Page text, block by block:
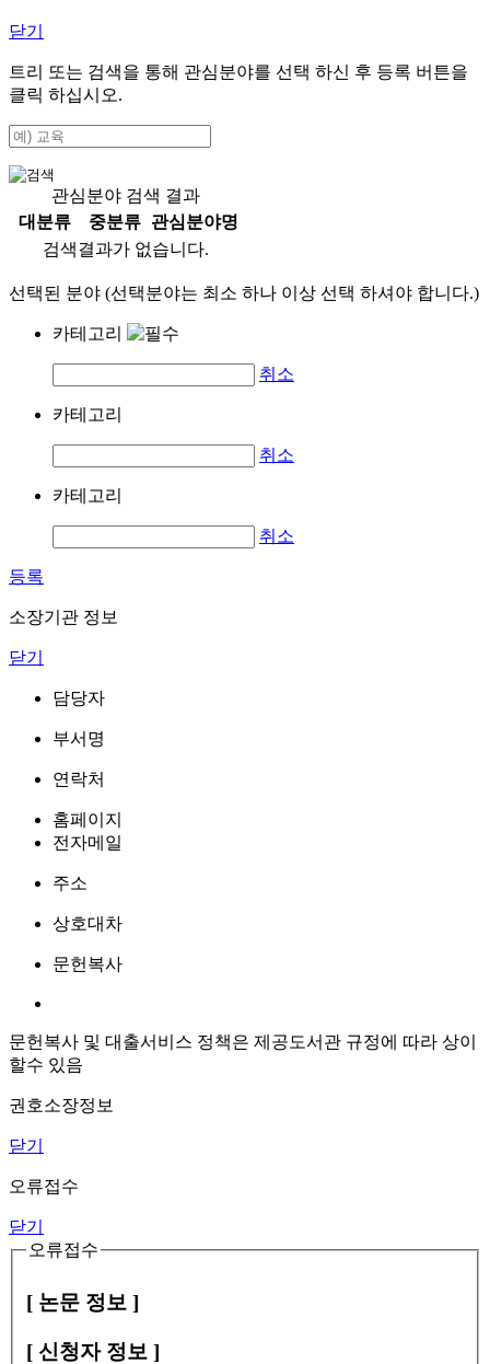
닫기
트리 또는 검색을 통해 관심분야를 선택 하신 후 등록 버튼을
클릭 하십시오.
관심분야 검색 결과
대분류
중분류
관심분야명
검색결과가 없습니다.
선택된 분야 (선택분야는 최소 하나 이상 선택 하셔야 합니다.)
카테고리
취소
카테고리
취소
카테고리
취소
등록
소장기관 정보
닫기
담당자
부서명
연락처
홈페이지
전자메일
주소
상호대차
문헌복사
문헌복사 및 대출서비스 정책은 제공도서관 규정에 따라 상이
할수 있음
권호소장정보
닫기
오류접수
닫기
오류접수
[ 논문 정보 ]
[ 신청자 정보 ]